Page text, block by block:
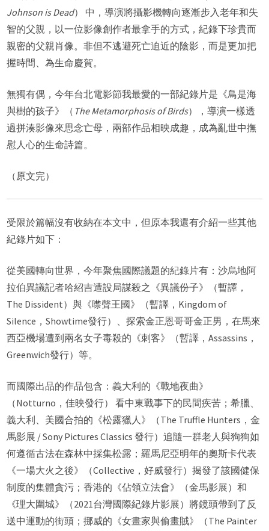
Johnson is Dead） 中，導演將攝影機轉向逐漸步入老年和失
智的父親，以一位影像創作者最拿手的方式，紀錄下珍貴而
親密的父親肖像。非但不逃避死亡迫近的陰影，而是更加把
握時間、為生命慶賀。
無獨有偶，今年台北電影節我最愛的一部紀錄片是《鳥是海
與樹的孩子》（ The Metamorphosis of Birds），導演一樣透
過拼湊影像來思念亡母，兩部作品相映成趣，成為亂世中撫
慰人心的生命詩篇。
（原文完）
受限於篇幅沒有收納在本文中，但原本我還有介紹一些其他
紀錄片如下：
從美國轉向世界，今年聚焦國際議題的紀錄片有：沙烏地阿
拉伯異議記者哈紹吉遭設局謀殺之《異議份子》（暫譯，
The Dissident）與《噤聲王國》（暫譯，Kingdom of
Silence，Showtime發行）、探索金正恩哥哥金正男，在馬來
西亞機場遭到兩名女子毒殺的《刺客》（暫譯，Assassins，
Greenwich發行）等。
而國際出品的作品包含：義大利的《戰地夜曲》
（Notturno，佳映發行） 看中東戰事下的民間疾苦；希臘、
義大利、美國合拍的《松露獵人》（The Truffle Hunters，金
馬影展 / Sony Pictures Classics 發行）追隨一群老人與狗狗如
何遵循古法在森林中採集松露；羅馬尼亞明年的奧斯卡代表
《一場大火之後》（Collective，好威發行）揭發了該國健保
制度的集體貪污；香港的《佔領立法會》（金馬影展）和
《理大圍城》（2021台灣國際紀錄片影展）將鏡頭帶到了反
送中運動的街頭；挪威的《女畫家與偷畫賊》（The Painter